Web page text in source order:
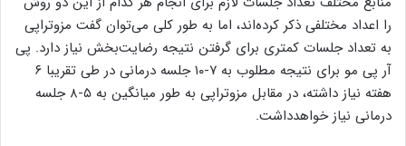
را اعداد مختلفی ذکر کرده‌اند، اما به طور کلی می‌توان گفت مزوتراپی
به تعداد جلسات کمتری برای گرفتن نتیجه رضایت‌بخش نیاز دارد. پی
آر پی مو برای نتیجه مطلوب به ۷-۱۰ جلسه درمانی در طی تقریبا ۶
هفته نیاز داشته، در مقابل مزوتراپی به طور میانگین به ۵-۸ جلسه
درمانی نیاز خواهدداشت.